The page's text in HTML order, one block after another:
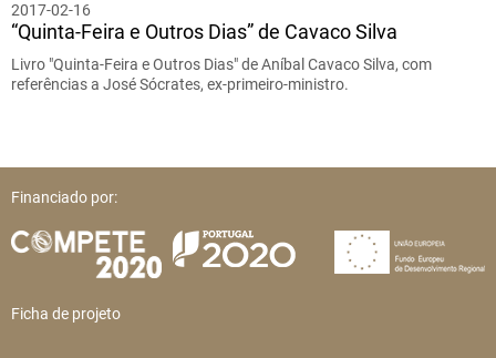
2017-02-16
“Quinta-Feira e Outros Dias” de Cavaco Silva
Livro "Quinta-Feira e Outros Dias" de Aníbal Cavaco Silva, com
referências a José Sócrates, ex-primeiro-ministro.
Financiado por:
Ficha de projeto